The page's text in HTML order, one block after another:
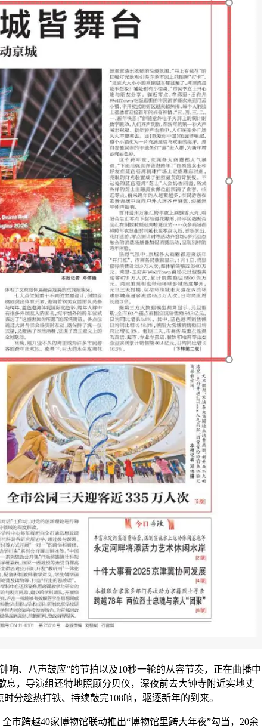
、八声鼓应”的节拍以及10秒一轮的从容节奏，正在曲播中
，导演组还特地照顾分贝仪，深夜前去大钟寺附近实地丈
分趁热打铁、持续敲完108响，驱逐新年的到来。
跨越40家博物馆联动推出“博物馆里跨大年夜”勾当，20余